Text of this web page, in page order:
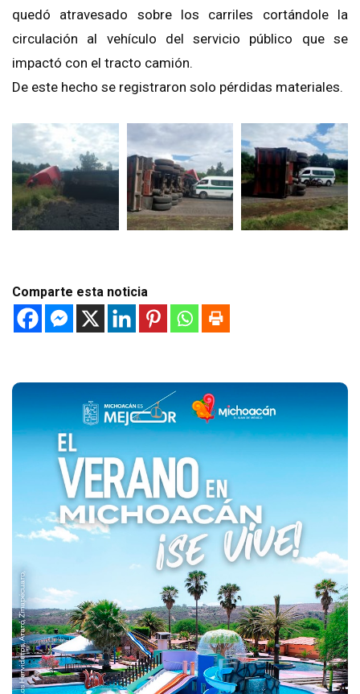
quedó atravesado sobre los carriles cortándole la
circulación al vehículo del servicio público que se
impactó con el tracto camión.
De este hecho se registraron solo pérdidas materiales.
Comparte esta noticia